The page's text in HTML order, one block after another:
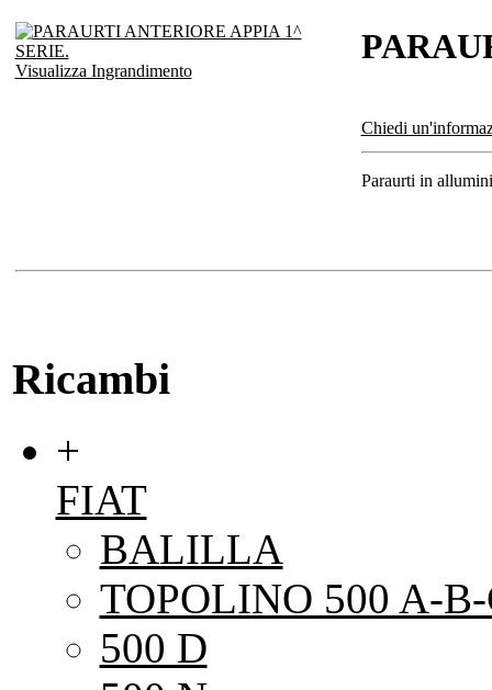
Visualizza Ingrandimento
Chiedi
Paraurti in
Ricambi
+
FIAT
BALILLA
TOPOLINO 500 A-
500 D